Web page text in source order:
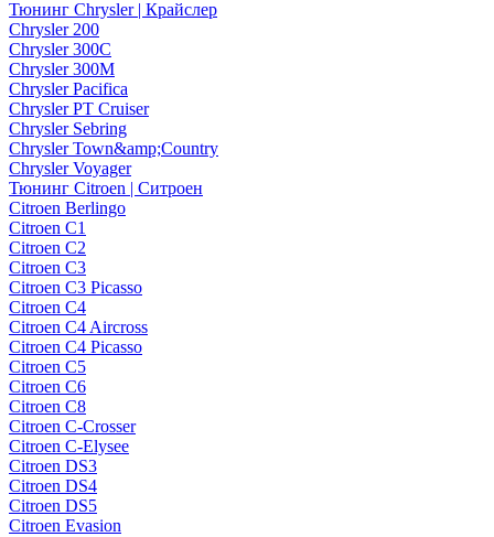
Тюнинг Chrysler | Крайслер
Chrysler 200
Chrysler 300C
Chrysler 300M
Chrysler Pacifica
Chrysler PT Cruiser
Chrysler Sebring
Chrysler Town&amp;Country
Chrysler Voyager
Тюнинг Citroen | Ситроен
Citroen Berlingo
Citroen C1
Citroen C2
Citroen C3
Citroen C3 Picasso
Citroen C4
Citroen C4 Aircross
Citroen C4 Picasso
Citroen C5
Citroen C6
Citroen C8
Citroen C-Crosser
Citroen C-Elysee
Citroen DS3
Citroen DS4
Citroen DS5
Citroen Evasion